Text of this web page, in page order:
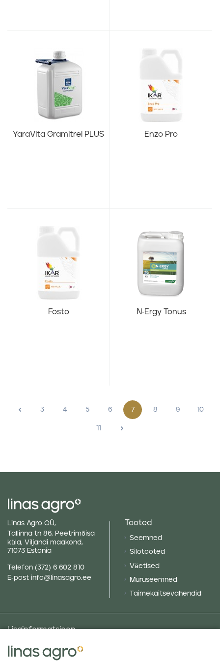
YaraVita Gramitrel PLUS Enzo Pro
Fosto N-Ergy Tonus
< 3 4 5 6 7 8 9 10
>
Linas Agro OÜ,
Tallinna tn 86, Peetrimõisa
küla, Viljandi maakond,
71073 Estonia
Telefon (372) 6 602 810
E-post info@linasagro.ee
Tooted
Seemned
Silotooted
Väetised
Muruseemned
Taimekaitsevahendid
Lisainformatsioon
Taluniku põllugalerii
Sotsiaalne vastutus ja poliitikad